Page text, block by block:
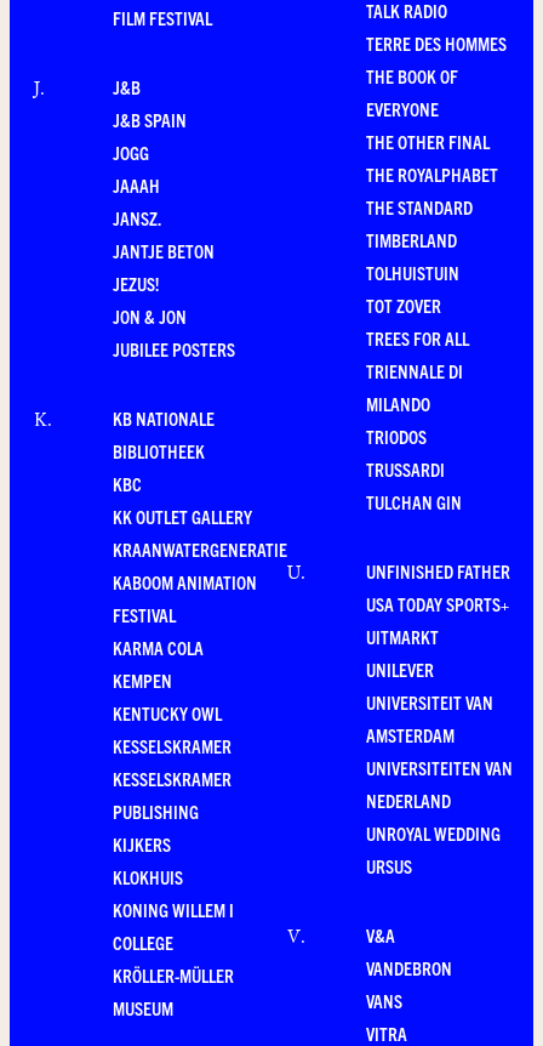
FILM FESTIVAL
J.
J&B
J&B SPAIN
JOGG
JAAAH
JANSZ.
JANTJE BETON
JEZUS!
JON & JON
JUBILEE POSTERS
K.
KB NATIONALE
BIBLIOTHEEK
KBC
KK OUTLET GALLERY
KRAANWATERGENERATIE
KABOOM ANIMATION
FESTIVAL
KARMA COLA
KEMPEN
KENTUCKY OWL
KESSELSKRAMER
KESSELSKRAMER
PUBLISHING
KIJKERS
KLOKHUIS
KONING WILLEM I
COLLEGE
KRÖLLER-MÜLLER
MUSEUM
TALK RADIO
TERRE DES HOMMES
THE BOOK OF
EVERYONE
THE OTHER FINAL
THE ROYALPHABET
THE STANDARD
TIMBERLAND
TOLHUISTUIN
TOT ZOVER
TREES FOR ALL
TRIENNALE DI
MILANDO
TRIODOS
TRUSSARDI
TULCHAN GIN
U.
UNFINISHED FATHER
USA TODAY SPORTS+
UITMARKT
UNILEVER
UNIVERSITEIT VAN
AMSTERDAM
UNIVERSITEITEN VAN
NEDERLAND
UNROYAL WEDDING
URSUS
V.
V&A
VANDEBRON
VANS
VITRA